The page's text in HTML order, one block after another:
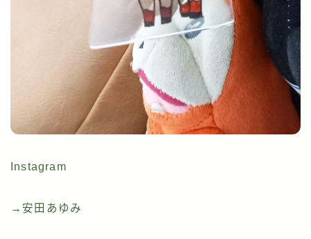
Instagram
→安田あゆみ